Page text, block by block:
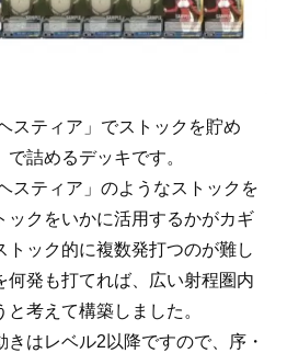
スティア」でストックを貯め
詰めるデッキです。
スティア」のようなストックを
ックをいかに活用するかがカギ
トック的に複数発打つのが難し
何発も打てれば、広い射程圏内
考えて構築しました。
はレベル2以降ですので、序・